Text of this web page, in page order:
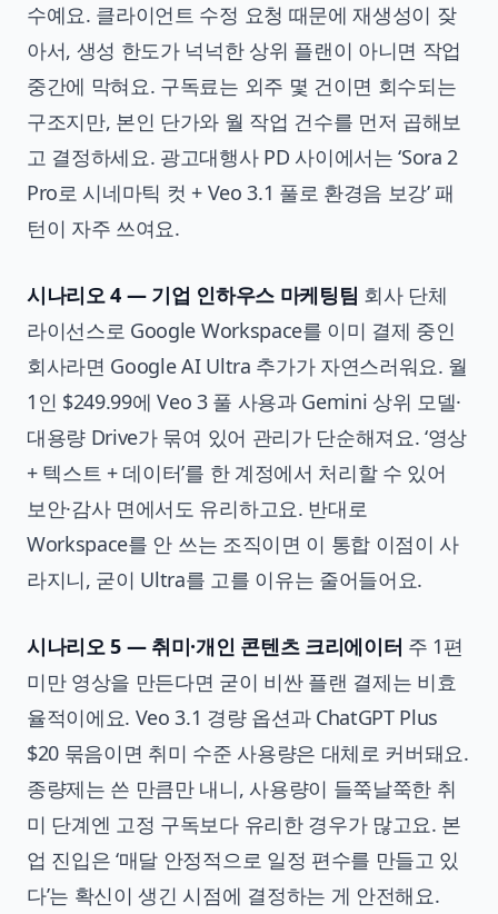
수예요. 클라이언트 수정 요청 때문에 재생성이 잦
아서, 생성 한도가 넉넉한 상위 플랜이 아니면 작업
중간에 막혀요. 구독료는 외주 몇 건이면 회수되는
구조지만, 본인 단가와 월 작업 건수를 먼저 곱해보
고 결정하세요. 광고대행사 PD 사이에서는 ‘Sora 2
Pro로 시네마틱 컷 + Veo 3.1 풀로 환경음 보강’ 패
턴이 자주 쓰여요.
시나리오 4 — 기업 인하우스 마케팅팀 회사 단체
라이선스로 Google Workspace를 이미 결제 중인
회사라면 Google AI Ultra 추가가 자연스러워요. 월
1인 $249.99에 Veo 3 풀 사용과 Gemini 상위 모델·
대용량 Drive가 묶여 있어 관리가 단순해져요. ‘영상
+ 텍스트 + 데이터’를 한 계정에서 처리할 수 있어
보안·감사 면에서도 유리하고요. 반대로
Workspace를 안 쓰는 조직이면 이 통합 이점이 사
라지니, 굳이 Ultra를 고를 이유는 줄어들어요.
시나리오 5 — 취미·개인 콘텐츠 크리에이터 주 1편
미만 영상을 만든다면 굳이 비싼 플랜 결제는 비효
율적이에요. Veo 3.1 경량 옵션과 ChatGPT Plus
$20 묶음이면 취미 수준 사용량은 대체로 커버돼요.
종량제는 쓴 만큼만 내니, 사용량이 들쭉날쭉한 취
미 단계엔 고정 구독보다 유리한 경우가 많고요. 본
업 진입은 ‘매달 안정적으로 일정 편수를 만들고 있
다’는 확신이 생긴 시점에 결정하는 게 안전해요.